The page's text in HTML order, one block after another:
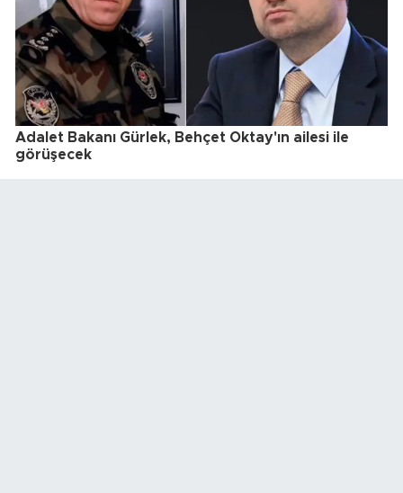
Adalet Bakanı Gürlek, Behçet Oktay'ın ailesi ile
görüşecek